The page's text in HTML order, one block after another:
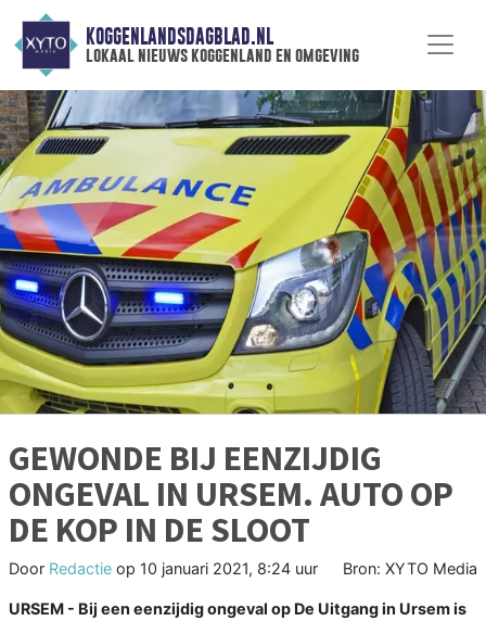
KOGGENLANDSDAGBLAD.NL
lokaal nieuws koggenland en omgeving
GEWONDE BIJ EENZIJDIG
ONGEVAL IN URSEM. AUTO OP
DE KOP IN DE SLOOT
Door Redactie op 10 januari 2021, 8:24 uur Bron: XYTO Media
URSEM - Bij een eenzijdig ongeval op De Uitgang in Ursem is